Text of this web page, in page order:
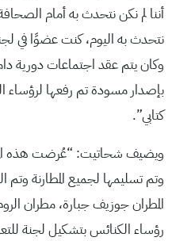
أننا لم نكن نتحدث به أمام
نتحدث به اليوم، كنت عضوًا في
وكان يتم عقد اجتماعات دورية
بإصدار مسودة تم رفعها لرؤساء
كتابي”.
ويضيف شحاتيت: “عُرضت هذه
وتم تسليمها لجميع المطارنة وتم
المطران جوزيف جبارة، مطران
رؤساء الكنائس بتشكيل لجنة